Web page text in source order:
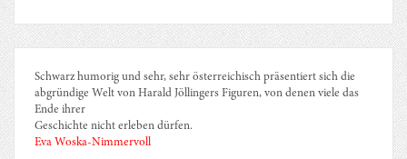
Schwarz humorig und sehr, sehr österreichisch präsentiert sich die
abgründige Welt von Harald Jöllingers Figuren, von denen viele das
Ende ihrer
Geschichte nicht erleben dürfen.
Eva Woska-Nimmervoll